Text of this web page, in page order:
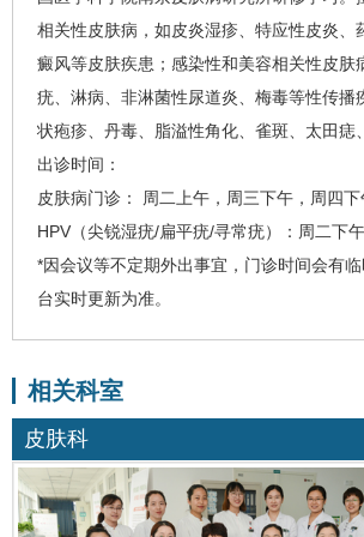
相关性皮肤病，如皮炎湿疹、特应性皮炎、
癜风等皮肤疾患；感染性和美容相关性皮肤
疣、淋病、非淋菌性尿道炎、梅毒等性传播
状疱疹、丹毒、脂溢性角化、雀斑、太田痣
出诊时间：
皮肤病门诊： 周二上午，周三下午，周四
HPV（尖锐湿疣/扁平疣/寻常疣）：周二下午
*因会议等不定期外出事宜，门诊时间会有
台实时更新为准。
相关科室
皮肤科